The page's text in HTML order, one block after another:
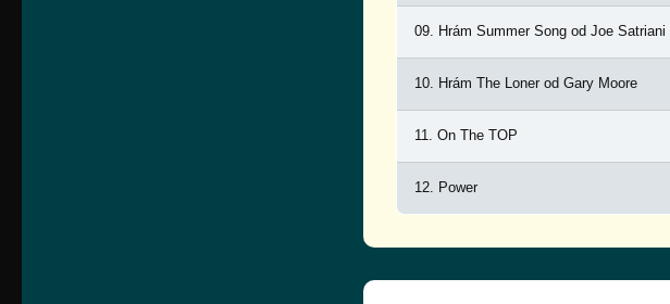
09. Hrám Summer Song od Joe Satriani
10. Hrám The Loner od Gary Moore
11. On The TOP
12. Power